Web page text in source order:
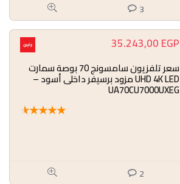
3
35.243,00EGP
سعر تلفزيون سامسونج 70 بوصة سمارت
UHD 4K LED مزود برسيفر داخلى أسود –
UA70CU7000UXEG
★
★
★
★
★
2